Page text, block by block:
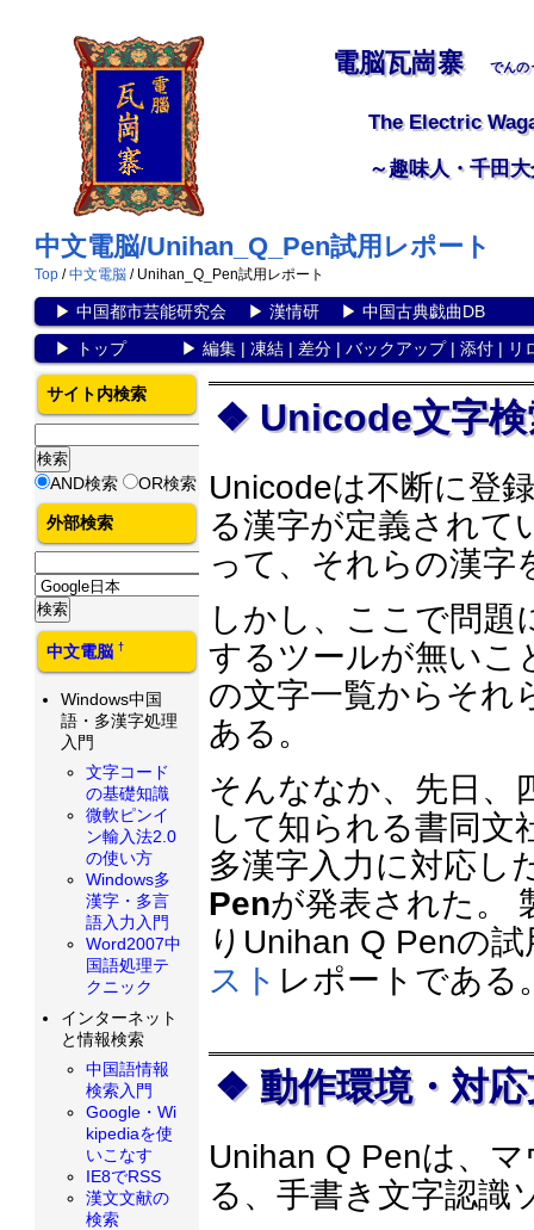
電脳瓦崗寨 でんの
The Electric
～趣味人・千田
中文電脳/Unihan_Q_Pen試用レポート
Top /中文電脳 / Unihan_Q_Pen試用レポート
▶ 中国都市芸能研究会▶ 漢情研▶ 中国古典戯曲DB
▶
トップ▶ 編集| 凍結| 差分| バックアップ| 添付| リ
Unicode文字
Unicodeは不断に登
る漢字が定義されて
って、それらの漢字
しかし、ここで問題
するツールが無いこ
の文字一覧からそれ
ある。
そんななか、先日、
して知られる書同文
多漢字入力に対応し
Penが発表された。
りUnihan Q Penの
スト レポートである
動作環境・対
Unihan Q Penは、
る、手書き文字認識
サイト内検索
AND検索 OR検索
外部検索
中文電脳 †
Windows中国
語・多漢字処理
入門
文字コード
の基礎知識
微軟ピンイ
ン輸入法2.0
の使い方
Windows多
漢字・多言
語入力入門
Word2007中
国語処理テ
クニック
インターネット
と情報検索
中国語情報
検索入門
Google・Wi
kipediaを使
いこなす
IE8でRSS
漢文文献の
検索